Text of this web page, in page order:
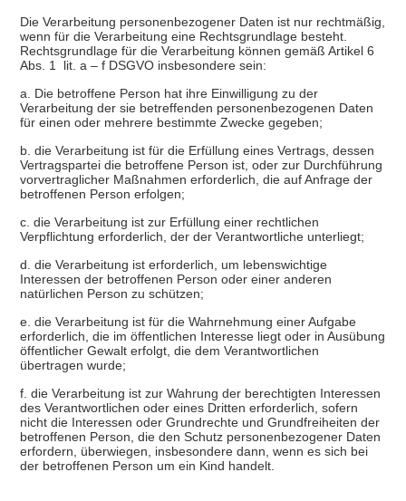
Die Verarbeitung personenbezogener Daten ist nur rechtmäßig,
wenn für die Verarbeitung eine Rechtsgrundlage besteht.
Rechtsgrundlage für die Verarbeitung können gemäß Artikel 6
Abs. 1 lit. a – f DSGVO insbesondere sein:
a. Die betroffene Person hat ihre Einwilligung zu der
Verarbeitung der sie betreffenden personenbezogenen Daten
für einen oder mehrere bestimmte Zwecke gegeben;
b. die Verarbeitung ist für die Erfüllung eines Vertrags, dessen
Vertragspartei die betroffene Person ist, oder zur Durchführung
vorvertraglicher Maßnahmen erforderlich, die auf Anfrage der
betroffenen Person erfolgen;
c. die Verarbeitung ist zur Erfüllung einer rechtlichen
Verpflichtung erforderlich, der der Verantwortliche unterliegt;
d. die Verarbeitung ist erforderlich, um lebenswichtige
Interessen der betroffenen Person oder einer anderen
natürlichen Person zu schützen;
e. die Verarbeitung ist für die Wahrnehmung einer Aufgabe
erforderlich, die im öffentlichen Interesse liegt oder in Ausübung
öffentlicher Gewalt erfolgt, die dem Verantwortlichen
übertragen wurde;
f. die Verarbeitung ist zur Wahrung der berechtigten Interessen
des Verantwortlichen oder eines Dritten erforderlich, sofern
nicht die Interessen oder Grundrechte und Grundfreiheiten der
betroffenen Person, die den Schutz personenbezogener Daten
erfordern, überwiegen, insbesondere dann, wenn es sich bei
der betroffenen Person um ein Kind handelt.